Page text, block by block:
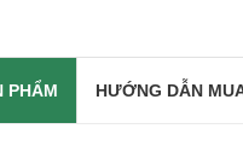
PHẨM HƯỚNG DẪN